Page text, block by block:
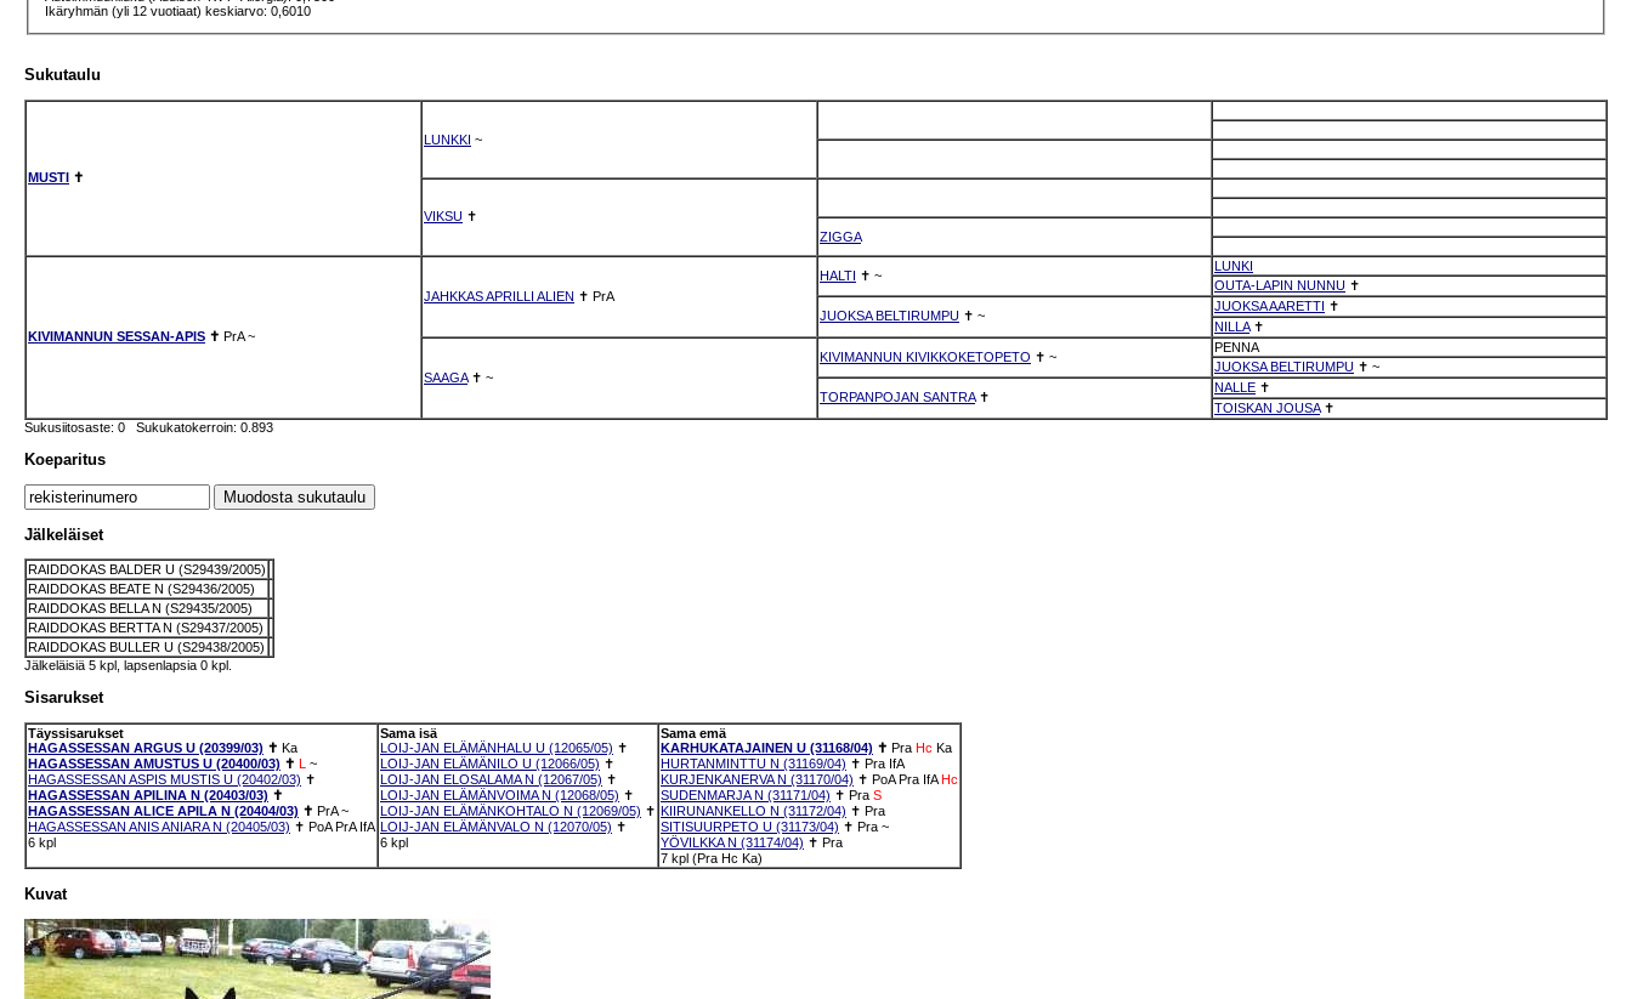
Ikäryhmän (yli 12 vuotiaat) keskiarvo: 0,6010
Sukutaulu
MUSTI ✝
LUNKKI ~
VIKSU ✝
ZIGGA
KIVIMANNUN SESSAN-APIS ✝ PrA ~
JAHKKAS APRILLI ALIEN ✝ PrA
HALTI ✝ ~
LUNKI
OUTA-LAPIN NUNNU ✝
JUOKSA BELTIRUMPU ✝ ~
JUOKSA AARETTI ✝
NILLA✝
SAAGA✝ ~
KIVIMANNUN KIVIKKOKETOPETO ✝ ~
PENNA
JUOKSA BELTIRUMPU ✝ ~
TORPANPOJAN SANTRA✝
NALLE ✝
TOISKAN JOUSA✝
Sukusiitosaste: 0 Sukukatokerroin: 0.893
Koeparitus
Jälkeläiset
RAIDDOKAS BALDER U (S29439/2005)
RAIDDOKAS BEATE N (S29436/2005)
RAIDDOKAS BELLA N (S29435/2005)
RAIDDOKAS BERTTA N (S29437/2005)
RAIDDOKAS BULLER U (S29438/2005)
Jälkeläisiä 5 kpl, lapsenlapsia 0 kpl.
Sisarukset
Täyssisarukset
HAGASSESSAN ARGUS U (20399/03) ✝ Ka
HAGASSESSAN AMUSTUS U (20400/03) ✝ L ~
HAGASSESSAN ASPIS MUSTIS U (20402/03) ✝
HAGASSESSAN APILINA N (20403/03) ✝
HAGASSESSAN ALICE APILA N (20404/03) ✝ PrA ~
HAGASSESSAN ANIS ANIARA N (20405/03) ✝ PoA PrA IfA
6 kpl
Sama isä
LOIJ-JAN ELÄMÄNHALU U (12065/05) ✝
LOIJ-JAN ELÄMÄNILO U (12066/05) ✝
LOIJ-JAN ELOSALAMA N (12067/05) ✝
LOIJ-JAN ELÄMÄNVOIMA N (12068/05) ✝
LOIJ-JAN ELÄMÄNKOHTALO N (12069/05) ✝
LOIJ-JAN ELÄMÄNVALO N (12070/05) ✝
6 kpl
Sama emä
KARHUKATAJAINEN U (31168/04) ✝ Pra Hc Ka
HURTANMINTTU N (31169/04) ✝ Pra IfA
KURJENKANERVA N (31170/04) ✝ PoA Pra IfA Hc
SUDENMARJA N (31171/04) ✝ Pra S
KIIRUNANKELLO N (31172/04) ✝ Pra
SITISUURPETO U (31173/04) ✝ Pra ~
YÖVILKKA N (31174/04) ✝ Pra
7 kpl (Pra Hc Ka)
Kuvat